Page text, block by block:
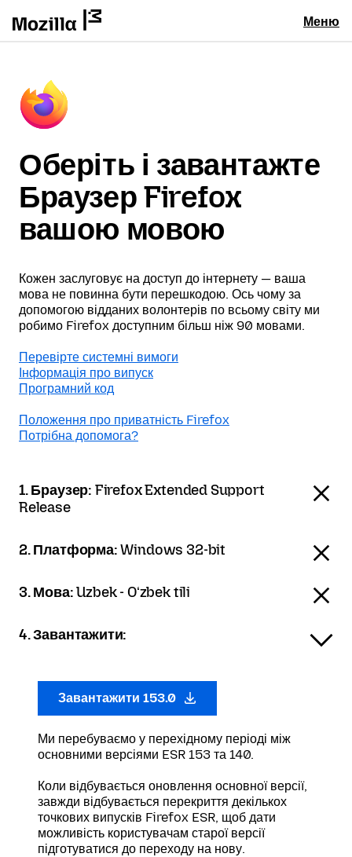
Меню
Оберіть і завантажте
Браузер Firefox
вашою мовою
Кожен заслуговує на доступ до інтернету — ваша
мова не повинна бути перешкодою. Ось чому за
допомогою відданих волонтерів по всьому світу ми
робимо Firefox доступним більш ніж 90 мовами.
Перевірте системні вимоги
Інформація про випуск
Програмний код
Положення про приватність Firefox
Потрібна допомога?
1. Браузер: Firefox Extended Support
Release
2. Платформа:Windows 32-bit
3. Мова:Uzbek - Oʻzbek tili
4. Завантажити:
Завантажити 153.0
Ми перебуваємо у перехідному періоді між
основними версіями ESR 153 та 140.
Коли відбувається оновлення основної версії,
завжди відбувається перекриття декількох
точкових випусків Firefox ESR, щоб дати
можливість користувачам старої версії
підготуватися до переходу на нову.